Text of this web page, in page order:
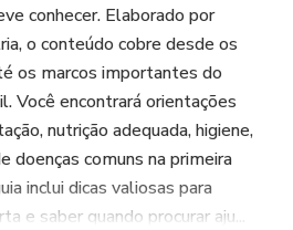
conhecer. Elaborado por
o conteúdo cobre desde os
os marcos importantes do
Você encontrará orientações
nutrição adequada, higiene,
doenças comuns na primeira
inclui dicas valiosas para
e saber quando procurar aju...